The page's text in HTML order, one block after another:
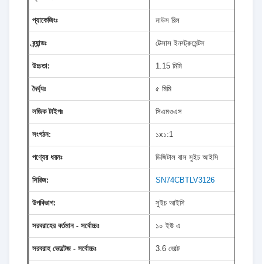
প্যাকেজিংঃ মাউস রিল
ব্র্যান্ডঃ টেক্সাস ইনস্ট্রুমেন্টস
উচ্চতা: 1.15 মিমি
দৈর্ঘ্যঃ ৫ মিমি
লজিক টাইপঃ সিএমওএস
সংগঠন: ১x১:1
পণ্যের ধরনঃ ডিজিটাল বাস সুইচ আইসি
সিরিজ: SN74CBTLV3126
উপবিভাগ: সুইচ আইসি
সরবরাহের বর্তমান - সর্বোচ্চঃ ১০ ইউ এ
সরবরাহ ভোল্টেজ - সর্বোচ্চঃ 3.6 ভোল্ট